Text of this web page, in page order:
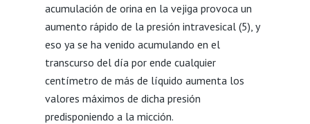
acumulación de orina en la vejiga provoca un
aumento rápido de la presión intravesical (5), y
eso ya se ha venido acumulando en el
transcurso del día por ende cualquier
centímetro de más de líquido aumenta los
valores máximos de dicha presión
predisponiendo a la micción.